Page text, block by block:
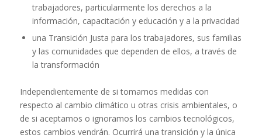
trabajadores, particularmente los derechos a la
información, capacitación y educación y a la privacidad
una Transición Justa para los trabajadores, sus familias
y las comunidades que dependen de ellos, a través de
la transformación
Independientemente de si tomamos medidas con
respecto al cambio climático u otras crisis ambientales, o
de si aceptamos o ignoramos los cambios tecnológicos,
estos cambios vendrán. Ocurrirá una transición y la única